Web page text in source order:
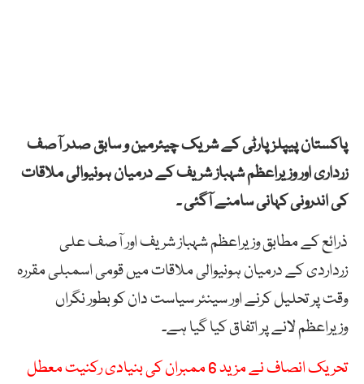
پاکستان پیپلز پارٹی کے شریک چیئرمین و سابق صدر آصف
زرداری اور وزیراعظم شہباز شریف کے درمیان ہونیوالی ملاقات
کی اندرونی کہانی سامنے آگئی ۔
ذرائع کے مطابق وزیراعظم شہباز شریف اور آصف علی
زرداردی کے درمیان ہونیوالی ملاقات میں قومی اسمبلی مقررہ
وقت پر تحلیل کرنے اور سینئر سیاست دان کو بطور نگراں
وزیراعظم لانے پر اتفاق کیا گیا ہے۔
تحریک انصاف نے مزید 6 ممبران کی بنیادی رکنیت معطل